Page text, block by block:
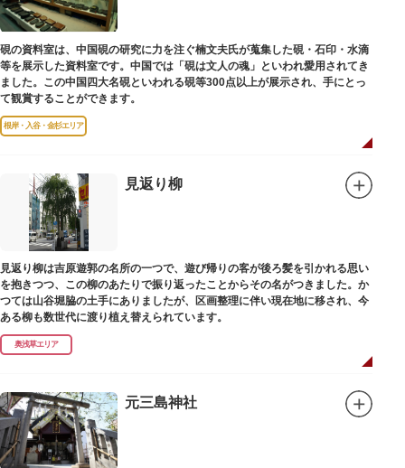
硯の資料室は、中国硯の研究に力を注ぐ楠文夫氏が蒐集した硯・石印・水滴
等を展示した資料室です。中国では「硯は文人の魂」といわれ愛用されてき
ました。この中国四大名硯といわれる硯等300点以上が展示され、手にとっ
て観賞することができます。
根岸・入谷・金杉エリア
見返り柳
見返り柳は吉原遊郭の名所の一つで、遊び帰りの客が後ろ髪を引かれる思い
を抱きつつ、この柳のあたりで振り返ったことからその名がつきました。か
つては山谷堀脇の土手にありましたが、区画整理に伴い現在地に移され、今
ある柳も数世代に渡り植え替えられています。
奥浅草エリア
元三島神社